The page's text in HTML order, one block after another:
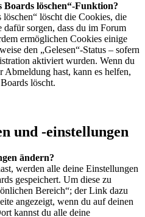
Boards löschen“-Funktion?
löscht die Cookies, die
sorgen, dass du im Forum
ermöglichen Cookies einige
den „Gelesen“-Status – sofern
aktiviert wurden. Wenn du
Abmeldung hast, kann es helfen,
löscht.
und -einstellungen
ändern?
werden alle deine Einstellungen
gespeichert. Um diese zu
Bereich“; der Link dazu
angezeigt, wenn du auf deinen
kannst du alle deine